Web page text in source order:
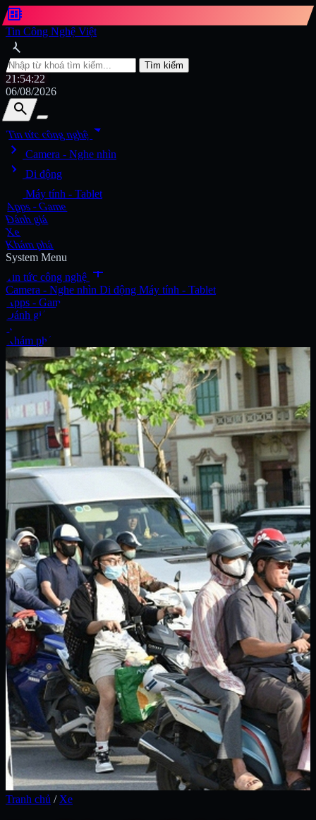
developer_board
Tin Công Nghệ Việt
search
Tìm kiếm
21:54:25
06/08/2026
search
search
Tin tức công nghệarrow_drop_down
chevron_right
Camera - Nghe nhìn
chevron_right Di động
Máy tính - Tablet
Apps - Game
Đánh giá
Xe
Khám phá
System Menu
Tin tức công nghệ add
Camera - Nghe nhìn Di động Máy tính - Tablet
Apps - Game
Đánh giá
Xe
Khám phá
Tranh chủ / Xe